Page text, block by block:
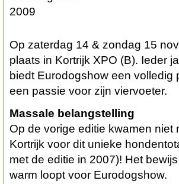
Op zaterdag 14 & zondag 15
plaats in Kortrijk XPO (B). Ieder
biedt Eurodogshow een
een passie voor zijn viervoeter.
Massale belangstelling
Op de vorige editie kwamen
Kortrijk voor dit unieke
met de editie in 2007)! Het
warm loopt voor Eurodogshow.